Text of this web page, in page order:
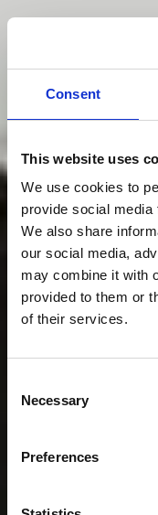
Consent
This website uses
We use cookies to
provide social
We also share
our social media,
may combine it with
provided to them or
of their services.
Selection
Necessary
Preferences